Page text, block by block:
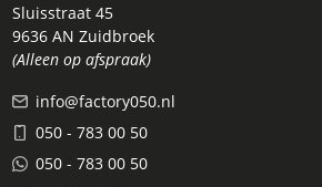
Sluisstraat 45
9636 AN Zuidbroek
(Alleen op afspraak)
info@factory050.nl
050 - 783 00 50
050 - 783 00 50